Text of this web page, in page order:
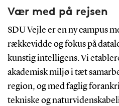
Vær med på rejsen
SDU Vejle er en ny campus
rækkevidde og fokus på
kunstig intelligens. Vi
akademisk miljø i tæt
region, og med faglig
tekniske og